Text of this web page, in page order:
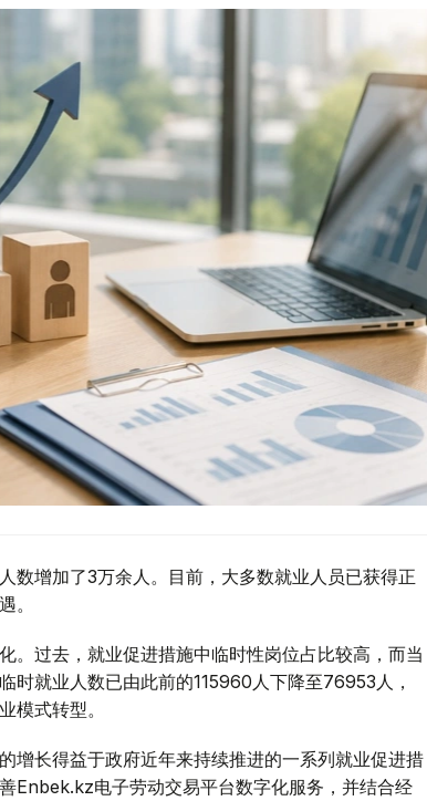
数增加了3万余人。目前，大多数就业人员已获得正
。
。过去，就业促进措施中临时性岗位占比较高，而当
时就业人数已由此前的115960人下降至76953人，
模式转型。
增长得益于政府近年来持续推进的一系列就业促进措
Enbek.kz电子劳动交易平台数字化服务，并结合经